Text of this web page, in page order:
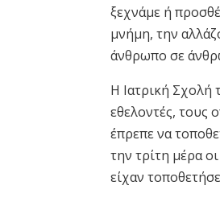
ξεχνάμε ή
μνήμη, την
άνθρωπο σε
Η Ιατρική Σχολή
εθελοντές, τους
έπρεπε να
την τρίτη μέρα
είχαν